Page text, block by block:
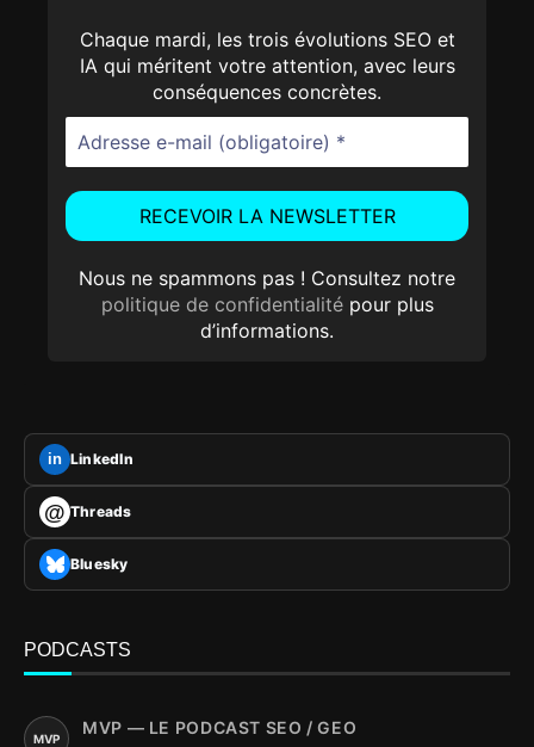
Chaque mardi, les trois évolutions SEO et
IA qui méritent votre attention, avec leurs
conséquences concrètes.
Nous ne spammons pas ! Consultez notre
politique de confidentialitépour plus
d’informations.
in LinkedIn
@ Threads
Bluesky
PODCASTS
MVP
MVP — LE PODCAST SEO / GEO